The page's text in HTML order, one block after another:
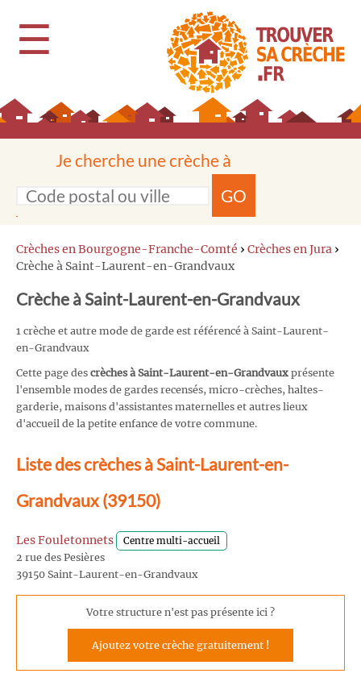
☰
Je cherche une crèche à
GO
Crèches en Bourgogne-Franche-Comté › Crèches en Jura ›
Crèche à Saint-Laurent-en-Grandvaux
Crèche à Saint-Laurent-en-Grandvaux
1 crèche et autre mode de garde est référencé à Saint-Laurent-
en-Grandvaux
Cette page des crèches à Saint-Laurent-en-Grandvaux présente
l'ensemble modes de gardes recensés, micro-crèches, haltes-
garderie, maisons d'assistantes maternelles et autres lieux
d'accueil de la petite enfance de votre commune.
Liste des crèches à Saint-Laurent-en-
Grandvaux (39150)
Les Fouletonnets Centre multi-accueil
2 rue des Pesières
39150 Saint-Laurent-en-Grandvaux
Votre structure n'est pas présente ici ?
Ajoutez votre crèche gratuitement !